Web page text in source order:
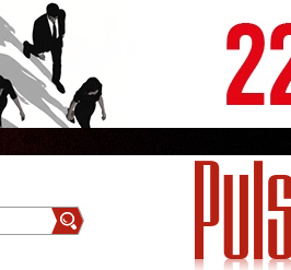
to navigation